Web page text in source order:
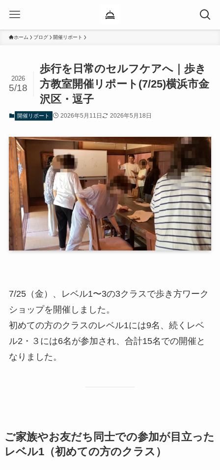
ホーム ブログ 開催リポート
歩行を日常のセルフケアへ｜歩き
方教室開催リポート(7/25)横浜市金
沢区・逗子
2026
5/18
開催リポート 2026年5月11日 2026年5月18日
7/25（金）、レベル1〜3の3クラスで歩き方ワーク
ショップを開催しました。
初めての方のクラスのレベル1には9名、続くレベ
ル2・３には6名が参加され、合計15名での開催と
なりました。
ご家族やお友だち同士での参加が目立った
レベル1（初めての方のクラス）